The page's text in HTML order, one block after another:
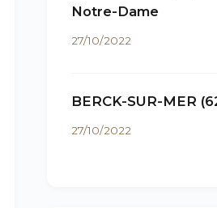
Notre-Dame
27/10/2022
BERCK-SUR-MER
27/10/2022